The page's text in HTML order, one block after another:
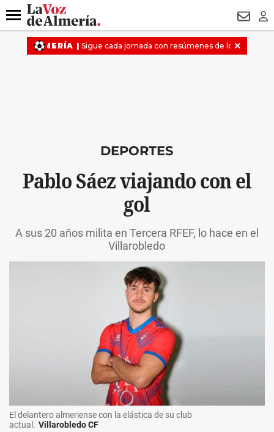
DESTACADO
Menú
DEPORTES
Pablo Sáez viajando con el
gol
A sus 20 años milita en Tercera RFEF, lo hace en el
Villarobledo
El delantero almeriense con la elástica de su club
actual. Villarobledo CF